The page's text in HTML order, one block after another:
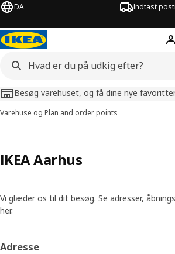
DA Indtast
Besøg varehuset, og få dine nye
Varehuse og Plan and order points
IKEA Aarhus
Vi glæder os til dit besøg. Se adresser,
her.
Adresse